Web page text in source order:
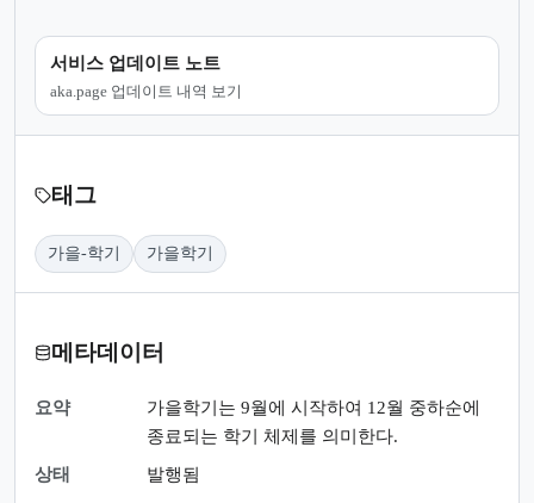
서비스 업데이트 노트
aka.page 업데이트 내역 보기
태그
가을-학기 가을학기
메타데이터
요약
가을학기는 9월에 시작하여 12월 중하순에
종료되는 학기 체제를 의미한다.
상태
발행됨